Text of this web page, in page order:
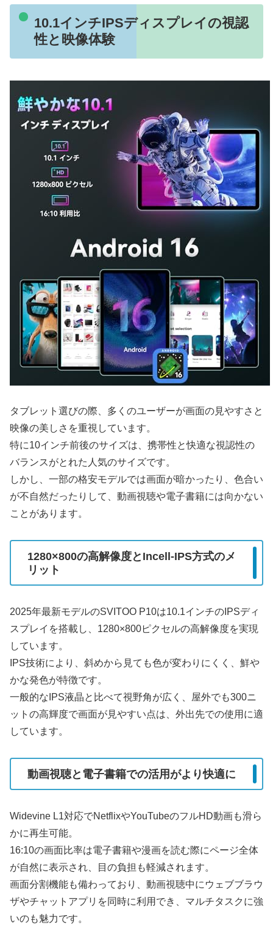
10.1インチIPSディスプレイの視認
性と映像体験
タブレット選びの際、多くのユーザーが画面の見やすさと
映像の美しさを重視しています。
特に10インチ前後のサイズは、携帯性と快適な視認性の
バランスがとれた人気のサイズです。
しかし、一部の格安モデルでは画面が暗かったり、色合い
が不自然だったりして、動画視聴や電子書籍には向かない
ことがあります。
1280×800の高解像度とIncell-IPS方式のメ
リット
2025年最新モデルのSVITOO P10は10.1インチのIPSディ
スプレイを搭載し、1280×800ピクセルの高解像度を実現
しています。
IPS技術により、斜めから見ても色が変わりにくく、鮮や
かな発色が特徴です。
一般的なIPS液晶と比べて視野角が広く、屋外でも300ニ
ットの高輝度で画面が見やすい点は、外出先での使用に適
しています。
動画視聴と電子書籍での活用がより快適に
Widevine L1対応でNetflixやYouTubeのフルHD動画も滑ら
かに再生可能。
16:10の画面比率は電子書籍や漫画を読む際にページ全体
が自然に表示され、目の負担も軽減されます。
画面分割機能も備わっており、動画視聴中にウェブブラウ
ザやチャットアプリを同時に利用でき、マルチタスクに強
いのも魅力です。